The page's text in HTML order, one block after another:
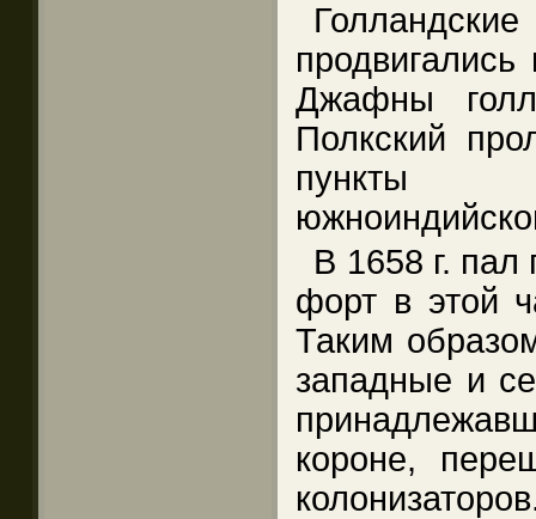
Джафны
Полкский
пункты
В 1658 г. пал
форт в этой
Таким
западные и
короне,